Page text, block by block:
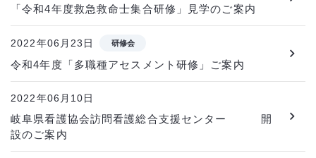
「令和4年度救急救命士集合研修」見学のご案内
2022年06月23日 研修会
令和4年度「多職種アセスメント研修」ご案内
2022年06月10日
岐阜県看護協会訪問看護総合支援センター 開
設のご案内